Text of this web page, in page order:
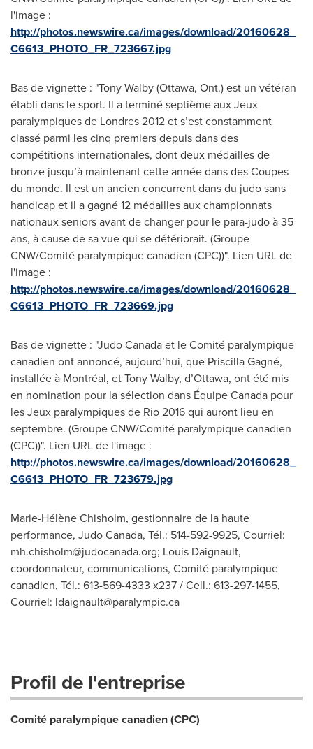
l'image :
http://photos.newswire.ca/images/download/20160628_
C6613_PHOTO_FR_723667.jpg
Bas de vignette : "Tony Walby (Ottawa, Ont.) est un vétéran
établi dans le sport. Il a terminé septième aux Jeux
paralympiques de Londres 2012 et s’est constamment
classé parmi les cinq premiers depuis dans des
compétitions internationales, dont deux médailles de
bronze jusqu’à maintenant cette année dans des Coupes
du monde. Il est un ancien concurrent dans du judo sans
handicap et il a gagné 12 médailles aux championnats
nationaux seniors avant de changer pour le para-judo à 35
ans, à cause de sa vue qui se détériorait. (Groupe
CNW/Comité paralympique canadien (CPC))". Lien URL de
l'image :
http://photos.newswire.ca/images/download/20160628_
C6613_PHOTO_FR_723669.jpg
Bas de vignette : "Judo Canada et le Comité paralympique
canadien ont annoncé, aujourd’hui, que Priscilla Gagné,
installée à Montréal, et Tony Walby, d’Ottawa, ont été mis
en nomination pour la sélection dans Équipe Canada pour
les Jeux paralympiques de Rio 2016 qui auront lieu en
septembre. (Groupe CNW/Comité paralympique canadien
(CPC))". Lien URL de l'image :
http://photos.newswire.ca/images/download/20160628_
C6613_PHOTO_FR_723679.jpg
Marie-Hélène Chisholm, gestionnaire de la haute
performance, Judo Canada, Tél.: 514-592-9925, Courriel:
mh.chisholm@judocanada.org; Louis Daignault,
coordonnateur, communications, Comité paralympique
canadien, Tél.: 613-569-4333 x237 / Cell.: 613-297-1455,
Courriel: ldaignault@paralympic.ca
Profil de l'entreprise
Comité paralympique canadien (CPC)